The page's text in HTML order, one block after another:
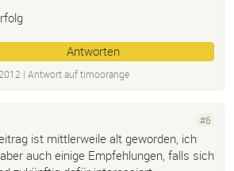
Antworten
| Antwort auftimoorange
#6
ist mittlerweile alt geworden, ich
auch einige Empfehlungen, falls sich